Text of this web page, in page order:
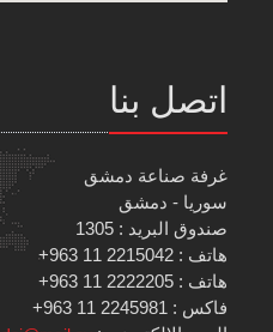
اتصل بنا
غرفة صناعة دمشق
سوريا - دمشق
صندوق البريد : 1305
هاتف : 2215042 11 963+
هاتف : 2222205 11 963+
فاكس : 2245981 11 963+